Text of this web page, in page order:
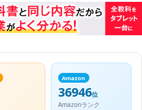
Amazon
36946位
Amazonランク